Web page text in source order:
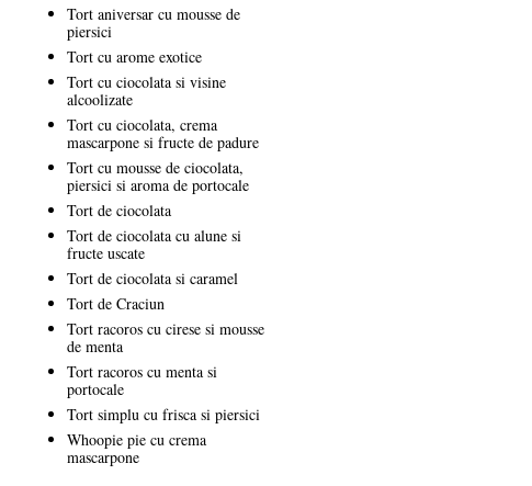
Tort aniversar cu mousse de
piersici
Tort cu arome exotice
Tort cu ciocolata si visine
alcoolizate
Tort cu ciocolata, crema
mascarpone si fructe de padure
Tort cu mousse de ciocolata,
piersici si aroma de portocale
Tort de ciocolata
Tort de ciocolata cu alune si
fructe uscate
Tort de ciocolata si caramel
Tort de Craciun
Tort racoros cu cirese si mousse
de menta
Tort racoros cu menta si
portocale
Tort simplu cu frisca si piersici
Whoopie pie cu crema
mascarpone